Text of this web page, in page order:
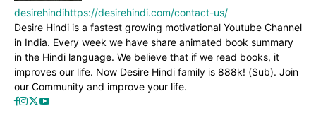
desirehindihttps://desirehindi.com/contact-us/
Desire Hindi is a fastest growing motivational Youtube Channel
in India. Every week we have share animated book summary
in the Hindi language. We believe that if we read books, it
improves our life. Now Desire Hindi family is 888k! (Sub). Join
our Community and improve your life.